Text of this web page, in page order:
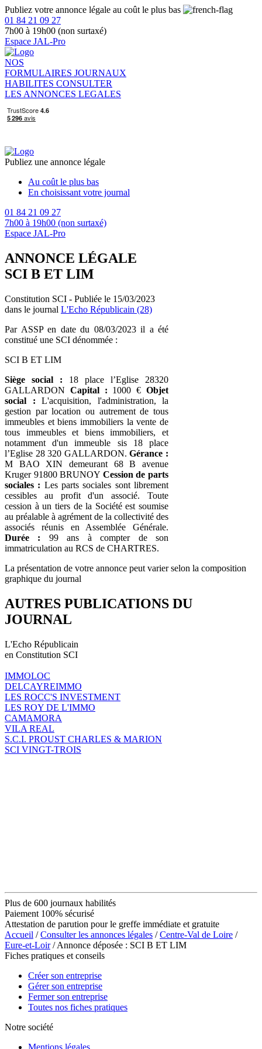
Publiez votre annonce légale au coût le plus bas
01 84 21 09 27
7h00 à 19h00 (non surtaxé)
Espace JAL-Pro
NOS
FORMULAIRES JOURNAUX
HABILITES CONSULTER
LES ANNONCES LEGALES
Publiez une annonce légale
Au coût le plus bas
En choisissant votre journal
01 84 21 09 27
7h00 à 19h00 (non surtaxé)
Espace JAL-Pro
ANNONCE LÉGALE
SCI B ET LIM
Constitution SCI - Publiée le 15/03/2023
dans le journal L'Echo Républicain (28)
Par ASSP en date du 08/03/2023 il a été
constitué une SCI dénommée :
SCI B ET LIM
Siège social : 18 place l’Eglise 28320
GALLARDON Capital : 1000 €Objet
social : L'acquisition, l'administration, la
gestion par location ou autrement de tous
immeubles et biens immobiliers la vente de
tous immeubles et biens immobiliers, et
notamment d'un immeuble sis 18 place
l’Eglise 28 320 GALLARDON.Gérance :
M BAO XIN demeurant 68 B avenue
Kruger 91800 BRUNOY Cession de parts
sociales : Les parts sociales sont librement
cessibles au profit d'un associé. Toute
cession à un tiers de la Société est soumise
au préalable à agrément de la collectivité des
associés réunis en Assemblée Générale.
Durée : 99 ans à compter de son
immatriculation au RCS de CHARTRES.
La présentation de votre annonce peut varier selon la composition
graphique du journal
AUTRES PUBLICATIONS DU
JOURNAL
L'Echo Républicain
en Constitution SCI
IMMOLOC
DELCAYREIMMO
LES ROCC'S INVESTMENT
LES ROY DE L'IMMO
CAMAMORA
VILA REAL
S.C.I. PROUST CHARLES & MARION
SCI VINGT-TROIS
Plus de 600 journaux habilités
Paiement 100% sécurisé
Attestation de parution pour le greffe immédiate et gratuite
Accueil /Consulter les annonces légales /Centre-Val de Loire /
Eure-et-Loir/ Annonce déposée : SCI B ET LIM
Fiches pratiques et conseils
Créer son entreprise
Gérer son entreprise
Fermer son entreprise
Toutes nos fiches pratiques
Notre société
Mentions légales